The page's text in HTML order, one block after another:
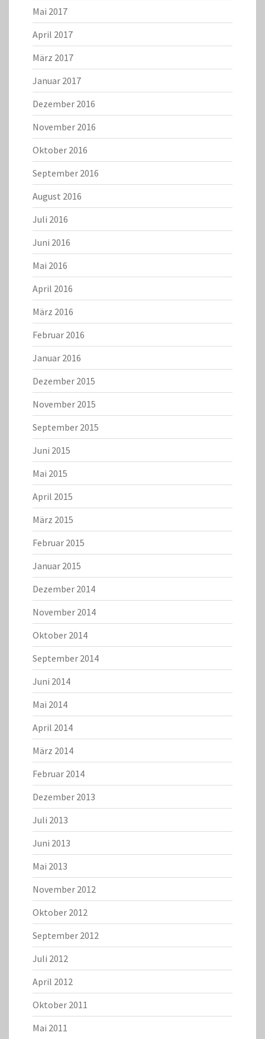
Mai 2017
April 2017
März 2017
Januar 2017
Dezember 2016
November 2016
Oktober 2016
September 2016
August 2016
Juli 2016
Juni 2016
Mai 2016
April 2016
März 2016
Februar 2016
Januar 2016
Dezember 2015
November 2015
September 2015
Juni 2015
Mai 2015
April 2015
März 2015
Februar 2015
Januar 2015
Dezember 2014
November 2014
Oktober 2014
September 2014
Juni 2014
Mai 2014
April 2014
März 2014
Februar 2014
Dezember 2013
Juli 2013
Juni 2013
Mai 2013
November 2012
Oktober 2012
September 2012
Juli 2012
April 2012
Oktober 2011
Mai 2011